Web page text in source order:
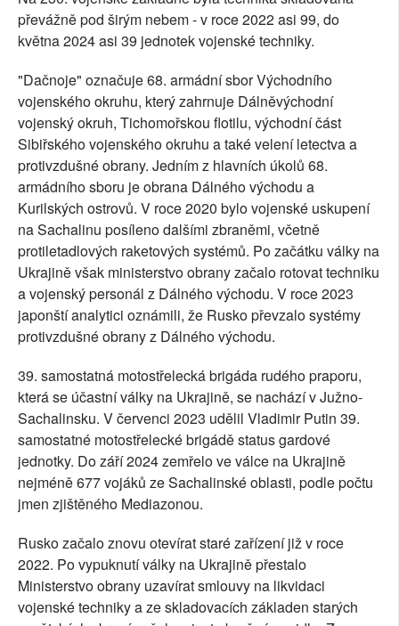
převážně pod širým nebem - v roce 2022 asi 99, do
května 2024 asi 39 jednotek vojenské techniky.
"Dačnoje" označuje 68. armádní sbor Východního
vojenského okruhu, který zahrnuje Dálněvýchodní
vojenský okruh, Tichomořskou flotilu, východní část
Sibiřského vojenského okruhu a také velení letectva a
protivzdušné obrany. Jedním z hlavních úkolů 68.
armádního sboru je obrana Dálného východu a
Kurilských ostrovů. V roce 2020 bylo vojenské uskupení
na Sachalinu posíleno dalšími zbraněmi, včetně
protiletadlových raketových systémů. Po začátku války na
Ukrajině však ministerstvo obrany začalo rotovat techniku
a vojenský personál z Dálného východu. V roce 2023
japonští analytici oznámili, že Rusko převzalo systémy
protivzdušné obrany z Dálného východu.
39. samostatná motostřelecká brigáda rudého praporu,
která se účastní války na Ukrajině, se nachází v Južno-
Sachalinsku. V červenci 2023 udělil Vladimir Putin 39.
samostatné motostřelecké brigádě status gardové
jednotky. Do září 2024 zemřelo ve válce na Ukrajině
nejméně 677 vojáků ze Sachalinské oblasti, podle počtu
jmen zjištěného Mediazonou.
Rusko začalo znovu otevírat staré zařízení již v roce
2022. Po vypuknutí války na Ukrajině přestalo
Ministerstvo obrany uzavírat smlouvy na likvidaci
vojenské techniky a ze skladovacích základen starých